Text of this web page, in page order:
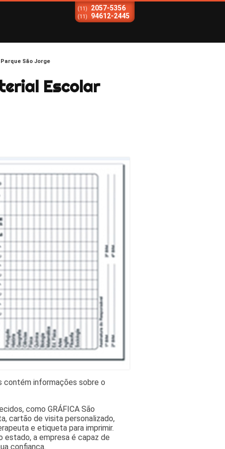
(11) 2057-5356
(11) 94612-2445
São Jorge
Escolar
contém informações sobre o
como GRÁFICA São
cartão de visita personalizado,
e etiqueta para imprimir.
estado, a empresa é capaz de
confiança.